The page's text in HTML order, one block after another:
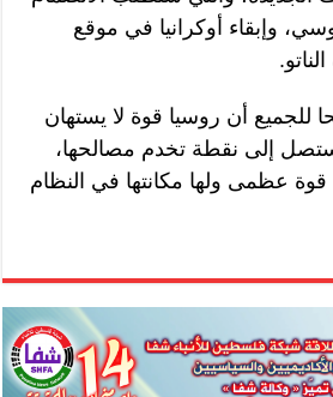
وإبقاء أوكرانيا في موقع
للجميع أن روسيا قوة لا يستهان
إلى نقطة تخدم مصالحها،
قوة عظمى ولها مكانتها في النظام